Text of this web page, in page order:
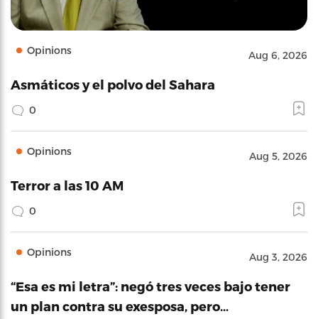
Opinions Aug 6, 2026
Asmáticos y el polvo del Sahara
0
Opinions Aug 5, 2026
Terror a las 10 AM
0
Opinions Aug 3, 2026
“Esa es mi letra”: negó tres veces bajo tener
un plan contra su exesposa, pero…